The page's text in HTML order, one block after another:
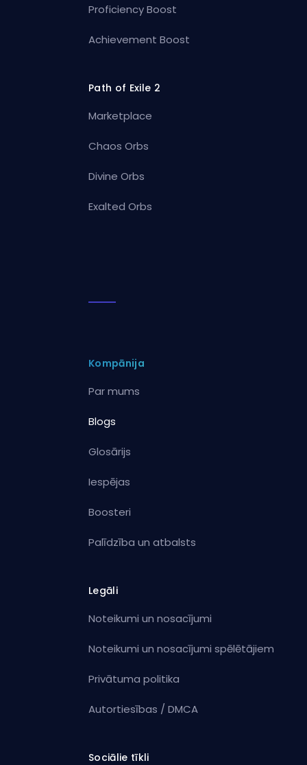
Proficiency Boost
Achievement Boost
Path of Exile 2
Marketplace
Chaos Orbs
Divine Orbs
Exalted Orbs
Kompānija
Par mums
Blogs
Glosārijs
Iespējas
Boosteri
Palīdzība un atbalsts
Legāli
Noteikumi un nosacījumi
Noteikumi un nosacījumi spēlētājiem
Privātuma politika
Autortiesības / DMCA
Sociālie tīkli